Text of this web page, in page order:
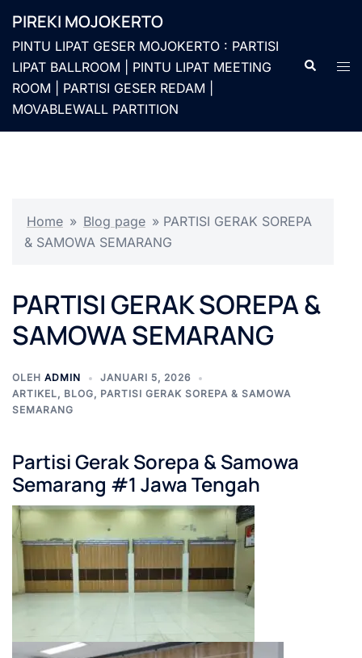
kePIREKI MOJOKERTO
PINTU LIPAT GESER MOJOKERTO : PARTISI
LIPAT BALLROOM | PINTU LIPAT MEETING
ROOM | PARTISI GESER REDAM |
MOVABLEWALL PARTITION
Cari
Home » Blog page » PARTISI GERAK SOREPA
& SAMOWA SEMARANG
PARTISI GERAK SOREPA &
SAMOWA SEMARANG
OLEH ADMIN
JANUARI 5, 2026
ARTIKEL, BLOG, PARTISI GERAK SOREPA & SAMOWA
SEMARANG
Partisi Gerak Sorepa & Samowa
Semarang #1 Jawa Tengah